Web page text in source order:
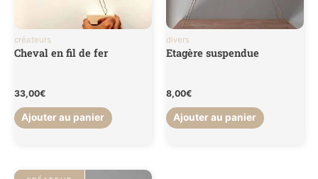
créateurs
Cheval en fil de fer
33,00€
Ajouter au panier
divers
Etagère suspendue
8,00€
Ajouter au panier